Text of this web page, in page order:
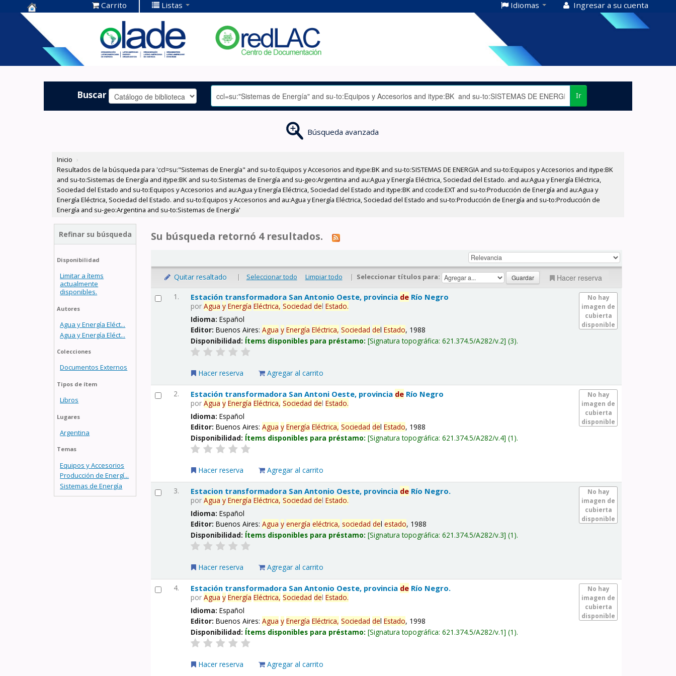
Centro de
Documentación
OLADE -
Carrito Listas Idiomas Ingresar a su cuenta
Buscar Ir
Búsqueda avanzada
Inicio ›
Resultados de la búsqueda para 'ccl=su:"Sistemas de Energía" and su-to:Equipos y Accesorios and itype:BK and su-to:SISTEMAS DE ENERGIA and su-to:Equipos y Accesorios and itype:BK
and su-to:Sistemas de Energía and itype:BK and su-to:Sistemas de Energía and su-geo:Argentina and au:Agua y Energía Eléctrica, Sociedad del Estado. and au:Agua y Energía Eléctrica,
Sociedad del Estado and su-to:Equipos y Accesorios and au:Agua y Energía Eléctrica, Sociedad del Estado and itype:BK and ccode:EXT and su-to:Producción de Energía and au:Agua y
Energía Eléctrica, Sociedad del Estado. and su-to:Equipos y Accesorios and au:Agua y Energía Eléctrica, Sociedad del Estado and su-to:Producción de Energía and su-to:Producción de
Energía and su-geo:Argentina and su-to:Sistemas de Energía'
Refinar su búsqueda
Disponibilidad
Limitar a ítems
actualmente
disponibles.
Autores
Agua y Energía Eléct...
Agua y Energía Eléct...
Colecciones
Documentos Externos
Tipos de ítem
Libros
Lugares
Argentina
Temas
Equipos y Accesorios
Producción de Energí...
Sistemas de Energía
Su búsqueda retornó 4 resultados.
Quitar resaltado | Seleccionar todo Limpiar todo | Seleccionar títulos para: Hacer reserva
1.
No hay
imagen de
cubierta
disponible
Estación transformadora San Antonio Oeste, provincia de Río Negro
porAgua y Energía Eléctrica, Sociedad delEstado.
Idioma:Español
Editor:Buenos Aires:Agua y Energía Eléctrica, Sociedad delEstado, 1988
Disponibilidad: Ítems disponibles para préstamo: Signatura topográfica:621.374.5/A282/v.2 (3).
Hacer reserva Agregar al carrito
2.
No hay
imagen de
cubierta
disponible
Estación transformadora San Antoni Oeste, provincia de Río Negro
porAgua y Energía Eléctrica, Sociedad delEstado.
Idioma:Español
Editor:Buenos Aires:Agua y Energía Eléctrica, Sociedad delEstado, 1988
Disponibilidad: Ítems disponibles para préstamo: Signatura topográfica:621.374.5/A282/v.4 (1).
Hacer reserva Agregar al carrito
3.
No hay
imagen de
cubierta
disponible
Estacion transformadora San Antonio Oeste, provincia de Río Negro.
porAgua y Energía Eléctrica, Sociedad delEstado.
Idioma:Español
Editor:Buenos Aires:Agua y energía eléctrica, sociedad delestado, 1988
Disponibilidad: Ítems disponibles para préstamo: Signatura topográfica:621.374.5/A282/v.3 (1).
Hacer reserva Agregar al carrito
4.
No hay
imagen de
cubierta
disponible
Estación transformadora San Antonio Oeste, provincia de Río Negro.
porAgua y Energía Eléctrica, Sociedad delEstado.
Idioma:Español
Editor:Buenos Aires:Agua y Energía Eléctrica, Sociedad delEstado, 1998
Disponibilidad: Ítems disponibles para préstamo: Signatura topográfica:621.374.5/A282/v.1 (1).
Hacer reserva Agregar al carrito